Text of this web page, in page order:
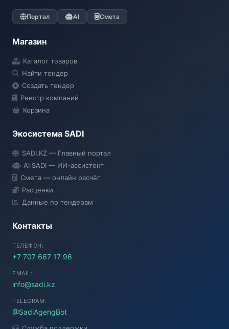
Портал AI Смета
Магазин
Каталог товаров
Найти тендер
Создать тендер
Реестр компаний
Корзина
Экосистема SADI
SADI.KZ — Главный портал
AI SADI — ИИ-ассистент
Смета — онлайн расчёт
Расценки
Данные по тендерам
Контакты
ТЕЛЕФОН:
+7 707 667 17 96
EMAIL:
info@sadi.kz
TELEGRAM:
@SadiAgengBot
● Подключение...